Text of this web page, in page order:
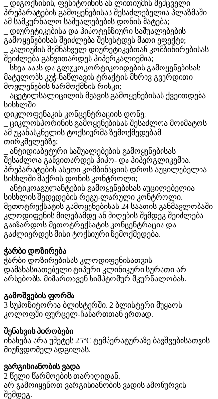
_ დიგოქსინის, ფენიტოინის ან ლითიუმის შემცველი
პრეპარატების გამოყენებისას შესაძლებელია პლაზმაში
ამ სამკურნალო საშუალებების დონის მატება;
_ დიურეტიკებისა და ჰიპოტენზიური საშუალებების
გამოყენებისას შეიძლება შესუსტდეს მათი ეფექტი;
_ კალიუმის შემნახველ დიურეტიკებთან კომბინირებისას
შეიძლება განვითარდეს ჰიპერკალიემია;
_ სხვა აასს და გლუკოკორტიკოიდების გამოყენებისას
მატულობს კუჭ-ნაწლავის ტრაქტის მხრივ გვერდითი
მოვლენების წარმოქმნის რისკი;
_ აცეტილსალიცილის მჟავის გამოყენებისას ქვეითდება
სისხლში
დიკლოფენაკის კონცენტრაციის დონე;
_ ციკლოსპორინის გამოყენებისას შესაძლოა მოიმატოს
ამ უკანასკნელის ტოქსიურმა ზემოქმედებამ
თირკმელებზე;
_ ანტიდიაბეტური საშუალებების გამოყენებისას
შესაძლოა განვითარდეს ჰიპო- და ჰიპერგლიკემია.
პრეპარატების ასეთი კომბინაციის დროს აუცილებელია
სისხლში შაქრის დონის კონტროლი;
_ ანტიკოაგულანტების გამოყენებისას აუცილებელია
სისხლის შედედების რეგუ-ლარული კონტროლი.
მეთოტრექსატის გამოყენებისას 24 საათის განმავლობაში
კლოდიფენის მიღებამდე ან მიღების შემდეგ შეიძლება
გაიზარდოს მეთოტრექსატის კონცენტრაცია და
გაძლიერდეს მისი ტოქსიური ზემოქმედება.
ჭარბი დოზირება
ჭარბი დოზირებისას კლოდიფენისათვის
დამახასიათებელი ტიპური კლინიკური სურათი არ
არსებობს. მიმართავენ სიმპტომურ მკურნალობას.
გამოშვების ფორმა
3 სუპოზიტორია ბლისტერში. 2 ბლისტერი მუყაოს
კოლოფში ფურცელ-ჩანართთან ერთად.
შენახვის პირობები
ინახება არა უმეტეს 25°C ტემპერატურაზე ბავშვებისათვის
მიუწვდომელ ადგილას.
ვარგისიანობის ვადა
2 წელი წარმოების თარიღიდან.
არ გამოიყენოთ ვარგისიანობის ვადის ამოწურვის
შემდეგ.